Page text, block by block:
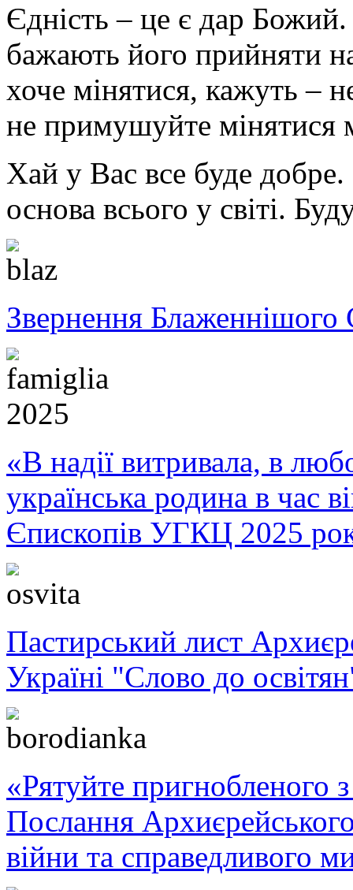
Єдність – це є дар Божий.
бажають його прийняти
хоче мінятися, кажуть –
не примушуйте
Хай у Вас все буде
основа всього у світі.
Звернення Блаженнішого
«В надії витривала, в
українська родина в час
Єпископів УГКЦ 2025
Пастирський лист
Україні "Слово до
«Рятуйте пригнобленого
Послання
війни та справедливого